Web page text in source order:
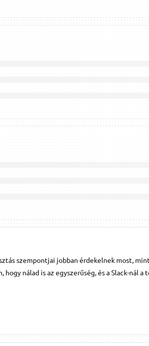
szempontjai jobban érdekelnek most,
nálad is az egyszerűség, és a Slack-nál a